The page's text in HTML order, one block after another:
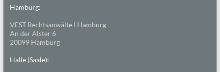
Hamburg:
VEST Rechtsanwälte I Hamburg
An der Alster 6
20099 Hamburg
Halle (Saale):